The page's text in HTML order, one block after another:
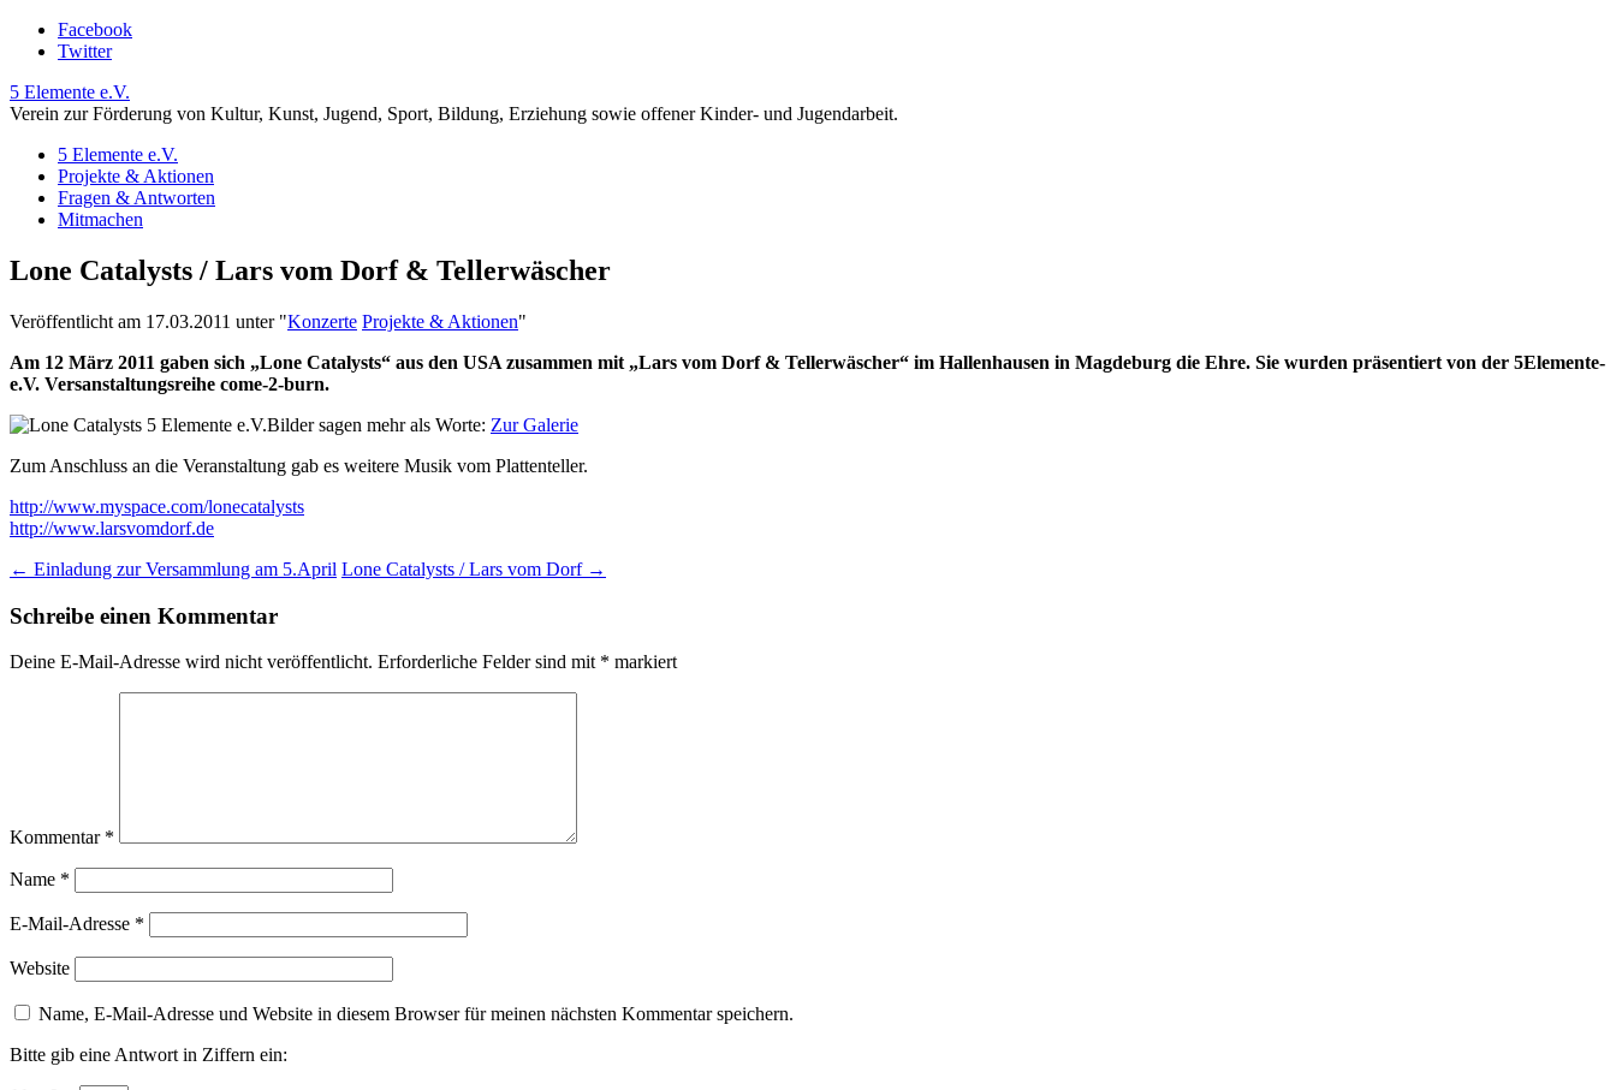
Facebook
Twitter
5 Elemente e.V.
Verein zur Förderung von Kultur, Kunst, Jugend, Sport, Bildung, Erziehung sowie offener Kinder- und Jugendarbeit.
5 Elemente e.V.
Projekte & Aktionen
Fragen & Antworten
Mitmachen
Lone Catalysts / Lars vom Dorf & Tellerwäscher
Veröffentlicht am 17.03.2011 unter "Konzerte Projekte & Aktionen"
Am 12 März 2011 gaben sich „Lone Catalysts“ aus den USA zusammen mit „Lars vom Dorf & Tellerwäscher“ im Hallenhausen in Magdeburg die Ehre. Sie wurden präsentiert von der 5Elemente-
e.V. Versanstaltungsreihe come-2-burn.
Bilder sagen mehr als Worte: Zur Galerie
Zum Anschluss an die Veranstaltung gab es weitere Musik vom Plattenteller.
http://www.myspace.com/lonecatalysts
http://www.larsvomdorf.de
← Einladung zur Versammlung am 5.April Lone Catalysts / Lars vom Dorf →
Schreibe einen Kommentar
Deine E-Mail-Adresse wird nicht veröffentlicht. Erforderliche Felder sind mit * markiert
Kommentar *
Name *
E-Mail-Adresse *
Website
Name, E-Mail-Adresse und Website in diesem Browser für meinen nächsten Kommentar speichern.
Bitte gib eine Antwort in Ziffern ein: